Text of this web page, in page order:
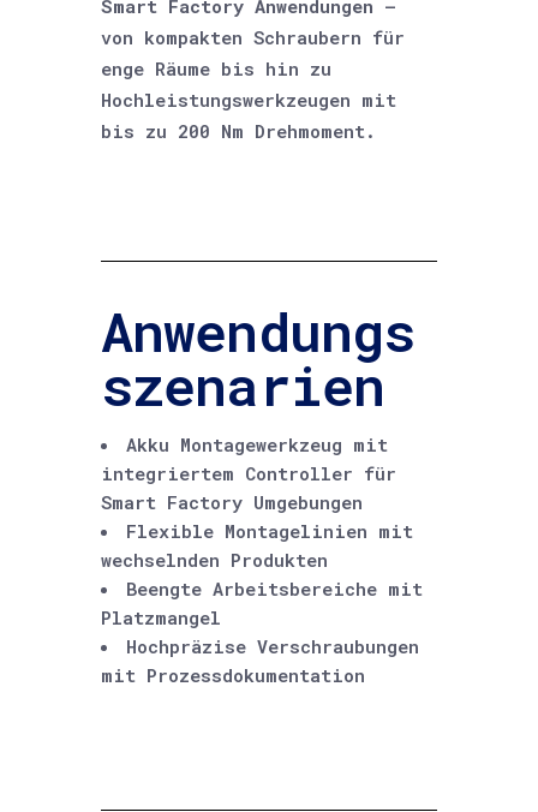
Smart Factory Anwendungen –
von kompakten Schraubern für
enge Räume bis hin zu
Hochleistungswerkzeugen mit
bis zu 200 Nm Drehmoment.
Anwendungs
szenarien
Akku Montagewerkzeug mit
integriertem Controller für
Smart Factory Umgebungen
Flexible Montagelinien mit
wechselnden Produkten
Beengte Arbeitsbereiche mit
Platzmangel
Hochpräzise Verschraubungen
mit Prozessdokumentation